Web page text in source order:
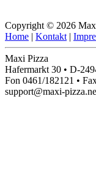
Copyright © 2026
Home | Kontakt |
Maxi Pizza
Hafermarkt 30 • D-
Fon 0461/182121 •
support@maxi-